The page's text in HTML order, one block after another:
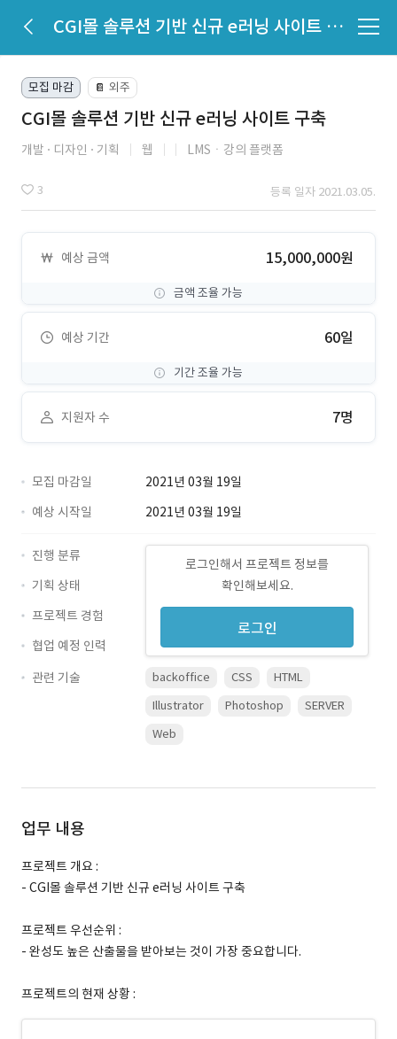
CGI몰 솔루션 기반 신규 e러닝 사이트 구축
모집 마감 📔 외주
CGI몰 솔루션 기반 신규 e러닝 사이트 구축
개발 디자인 기획 웹 LMSㆍ강의 플랫폼
3 등록 일자 2021.03.05.
예상 금액 15,000,000원
금액 조율 가능
예상 기간 60일
기간 조율 가능
지원자 수 7명
모집 마감일
2021년 03월 19일
예상 시작일
2021년 03월 19일
로그인해서 프로젝트 정보를
확인해보세요.
로그인
진행 분류
기획 상태
프로젝트 경험
협업 예정 인력
관련 기술
backoffice CSS
HTML
Illustrator
Photoshop
SERVER
Web
업무 내용
프로젝트 개요 :
- CGI몰 솔루션 기반 신규 e러닝 사이트 구축
프로젝트 우선순위 :
- 완성도 높은 산출물을 받아보는 것이 가장 중요합니다.
프로젝트의 현재 상황 :